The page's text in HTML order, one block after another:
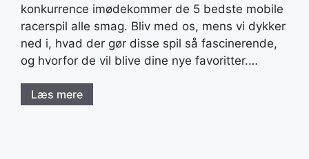
konkurrence imødekommer de 5 bedste mobile
racerspil alle smag. Bliv med os, mens vi dykker
ned i, hvad der gør disse spil så fascinerende,
og hvorfor de vil blive dine nye favoritter.…
Læs mere